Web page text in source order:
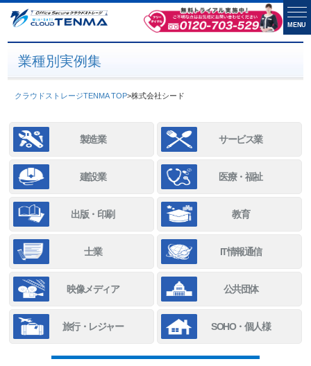
業種別実例集
クラウドストレージTENMA TOP>株式会社シード
製造業 サービス業
建設業 医療・福祉
出版・印刷 教育
士業 IT情報通信
映像メディア 公共団体
旅行・レジャー SOHO・個人様
MENU